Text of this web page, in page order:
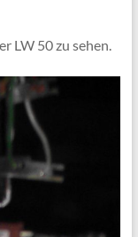
LW 50 zu sehen.